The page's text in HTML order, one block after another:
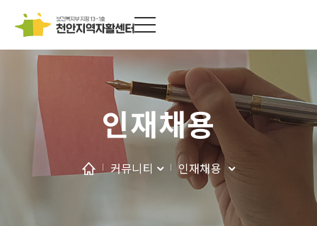
인재채용
커뮤니티 인재채용